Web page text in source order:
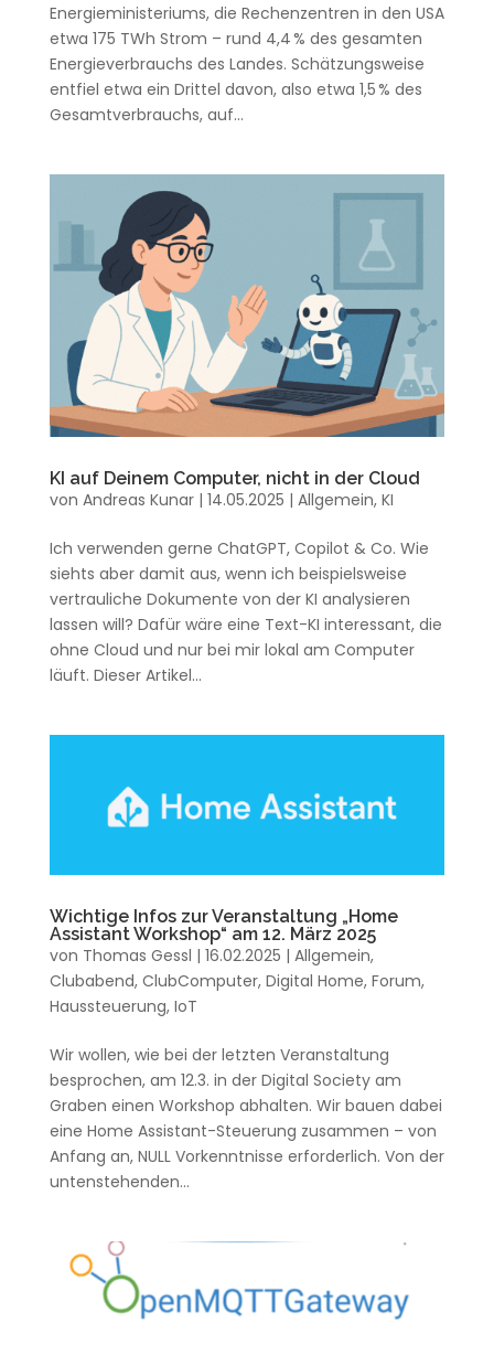
Energieministeriums, die Rechenzentren in den USA
etwa 175 TWh Strom – rund 4,4 % des gesamten
Energieverbrauchs des Landes. Schätzungsweise
entfiel etwa ein Drittel davon, also etwa 1,5 % des
Gesamtverbrauchs, auf...
KI auf Deinem Computer, nicht in der Cloud
von Andreas Kunar| 14.05.2025 | Allgemein, KI
Ich verwenden gerne ChatGPT, Copilot & Co. Wie
siehts aber damit aus, wenn ich beispielsweise
vertrauliche Dokumente von der KI analysieren
lassen will? Dafür wäre eine Text-KI interessant, die
ohne Cloud und nur bei mir lokal am Computer
läuft. Dieser Artikel...
Wichtige Infos zur Veranstaltung „Home
Assistant Workshop“ am 12. März 2025
von Thomas Gessl | 16.02.2025 | Allgemein,
Clubabend, ClubComputer, Digital Home, Forum,
Haussteuerung, IoT
Wir wollen, wie bei der letzten Veranstaltung
besprochen, am 12.3. in der Digital Society am
Graben einen Workshop abhalten. Wir bauen dabei
eine Home Assistant-Steuerung zusammen – von
Anfang an, NULL Vorkenntnisse erforderlich. Von der
untenstehenden...